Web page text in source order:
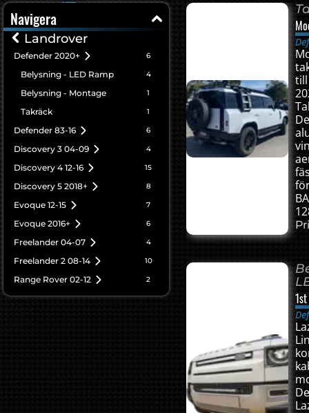
Navigera
Landrover
Defender 2020+ 6
Belysning - LED Ramp 4
Belysning - Montage 1
Takräck 1
Defender 83-16 6
Discovery 3 04-09 4
Discovery 4 12-16 15
Discovery 5 2018+ 8
Evoque 12-15 7
Evoque 2016+ 6
Freelander 04-07 4
Freelander 2 08-14 10
Range Rover 02-12 2